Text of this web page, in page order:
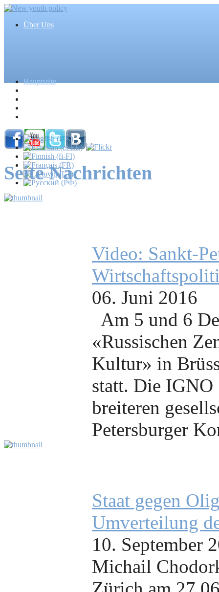
Über Uns
Hauptseite
Seite Nachrichten
Video: Sankt-
06. Juni 2016
Am 5 und 6
«Russischen
Kultur» in
statt. Die IGNO
breiteren
Petersburger
Staat gegen
Umverteilung
10. September
Michail